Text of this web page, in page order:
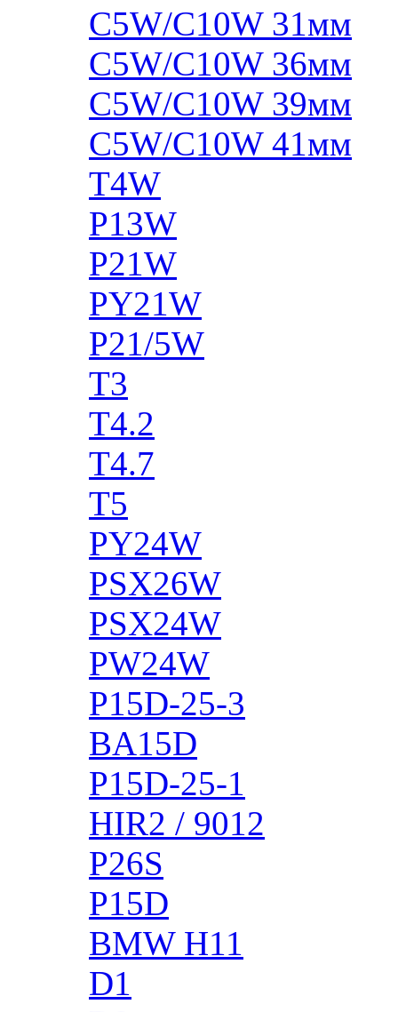
C5W/C10W 31мм
C5W/C10W 36мм
C5W/C10W 39мм
C5W/C10W 41мм
T4W
P13W
P21W
PY21W
P21/5W
T3
T4.2
T4.7
T5
PY24W
PSX26W
PSX24W
PW24W
P15D-25-3
BA15D
P15D-25-1
HIR2 / 9012
P26S
P15D
BMW H11
D1